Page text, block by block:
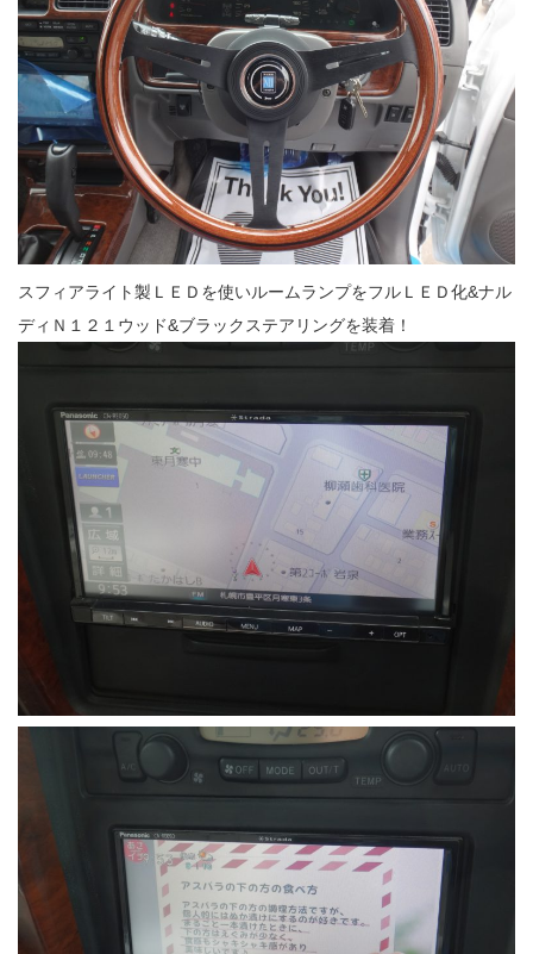
スフィアライト製ＬＥＤを使いルームランプをフルＬＥＤ化&ナル
ディＮ１２１ウッド&ブラックステアリングを装着！